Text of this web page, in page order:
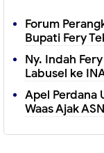
Forum
Bupati Fery
Ny. Indah
Labusel ke
Apel Perdana
Waas Ajak